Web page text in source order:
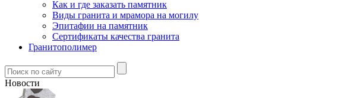
Как и где заказать памятник
Виды гранита и мрамора на могилу
Эпитафии на памятник
Сертификаты качества гранита
Гранитополимер
Новости